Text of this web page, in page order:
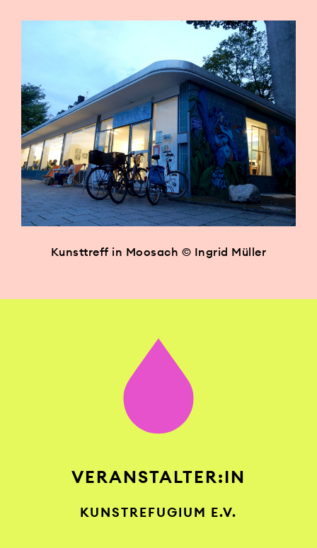
Kunsttreff in Moosach © Ingrid Müller
VERANSTALTER:IN
KUNSTREFUGIUM E.V.